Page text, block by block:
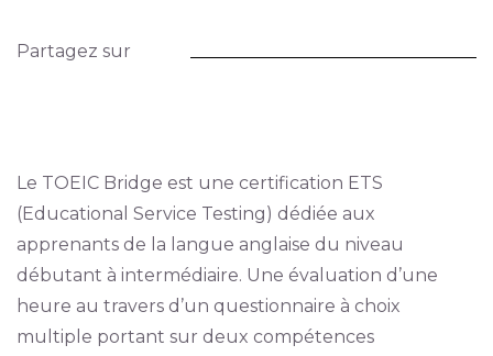
Partagez sur
Le TOEIC Bridge est une certification ETS
(Educational Service Testing) dédiée aux
apprenants de la langue anglaise du niveau
débutant à intermédiaire. Une évaluation d’une
heure au travers d’un questionnaire à choix
multiple portant sur deux compétences